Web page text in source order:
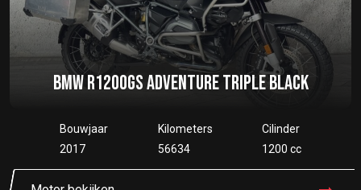
BMW R1200GS ADVENTURE TRIPLE BLACK
Bouwjaar
2017
Kilometers
56634
Cilinder
1200 cc